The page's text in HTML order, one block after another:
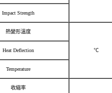
Impact Strength
熱變形溫度
℃
Heat Deflection
Temperature
收縮率